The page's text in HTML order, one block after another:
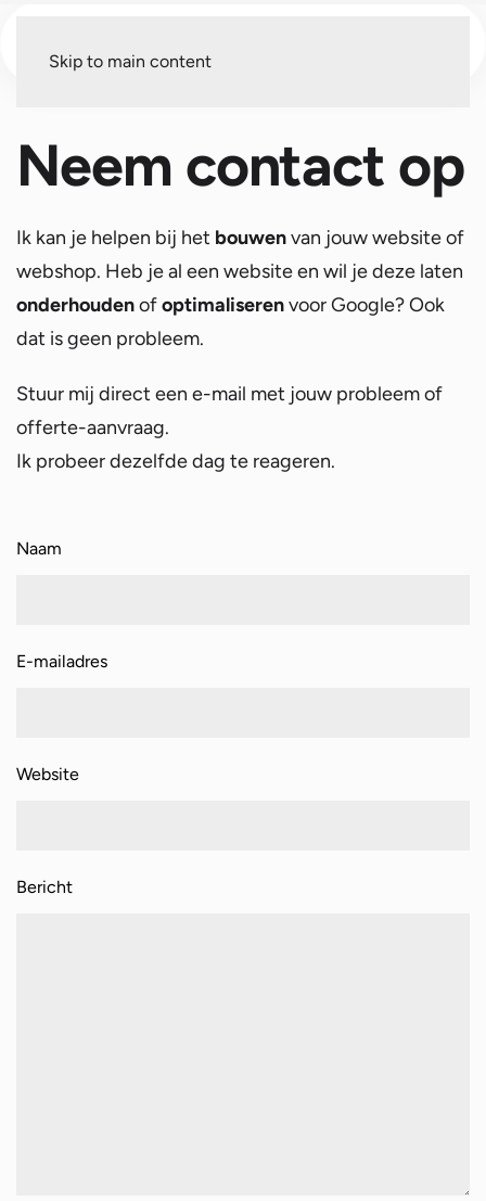
Skip to main content
Neem contact op
Ik kan je helpen bij het bouwenvan jouw website of
webshop. Heb je al een website en wil je deze laten
onderhoudenofoptimaliserenvoor Google? Ook
dat is geen probleem.
Stuur mij direct een e-mail met jouw probleem of
offerte-aanvraag.
Ik probeer dezelfde dag te reageren.
Naam
E-mailadres
Website
Bericht